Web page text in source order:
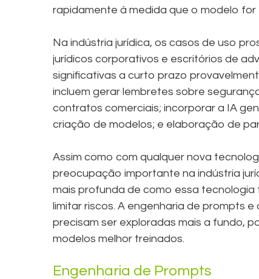
rapidamente à medida que o modelo for
Na indústria jurídica, os casos de uso
jurídicos corporativos e escritórios de
significativas a curto prazo
incluem gerar lembretes sobre
contratos comerciais; incorporar a IA
criação de modelos; e elaboração de
Assim como com qualquer nova
preocupação importante na indústria
mais profunda de como essa
limitar riscos. A engenharia de prompts
precisam ser exploradas mais a fundo,
modelos melhor treinados.
Engenharia de Prompts